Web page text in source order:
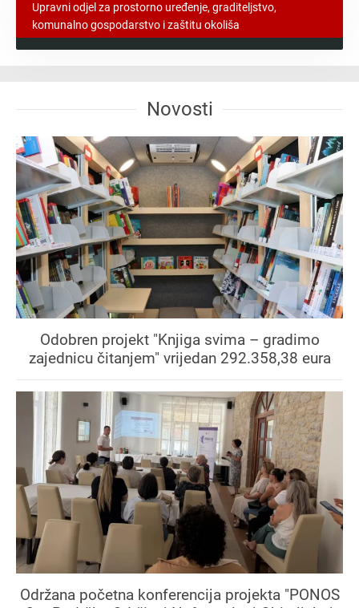
Upravni odjel za prostorno uređenje, graditeljstvo,
komunalno gospodarstvo i zaštitu okoliša
Novosti
Odobren projekt "Knjiga svima – gradimo
zajednicu čitanjem" vrijedan 292.358,38 eura
Održana početna konferencija projekta "PONOS